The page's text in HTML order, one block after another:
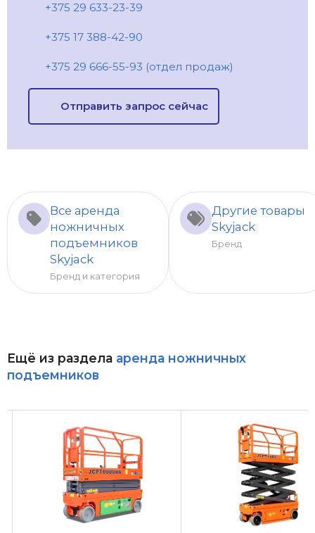
+375 29 633-23-39
+375 17 388-42-90
+375 29 666-55-93 (отдел продаж)
Отправить запрос сейчас
Все аренда
ножничных
подъемников
Skyjack
Бренд и категория
Другие товары
Skyjack
Бренд
Ещё из раздела аренда ножничных
подъемников